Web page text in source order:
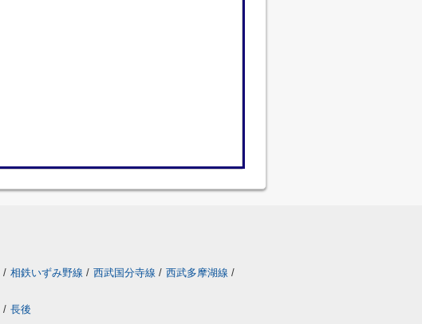
/ 相鉄いずみ野線 / 西武国分寺線 / 西武多摩湖線 /
/ 長後